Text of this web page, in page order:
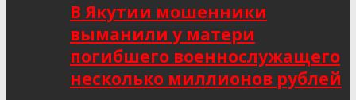
В Якутии мошенники
выманили у матери
погибшего военнослужащего
несколько миллионов рублей